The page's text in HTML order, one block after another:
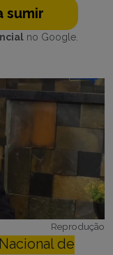
sumir
no Google.
Reprodução
de